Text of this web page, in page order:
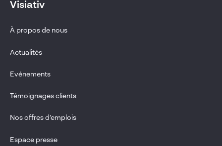
Visiativ
À propos de nous
Actualités
Evénements
Témoignages clients
Nos offres d’emplois
Espace presse